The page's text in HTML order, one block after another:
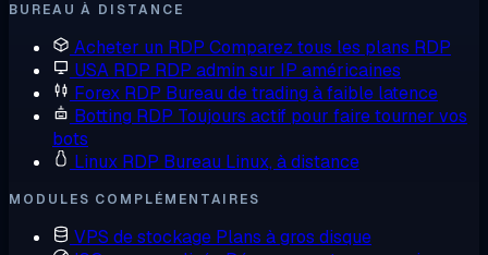
BUREAU À DISTANCE
Acheter un RDP Comparez tous les plans RDP
USA RDP RDP admin sur IP américaines
Forex RDP Bureau de trading à faible latence
Botting RDP Toujours actif pour faire tourner vos
bots
Linux RDP Bureau Linux, à distance
MODULES COMPLÉMENTAIRES
VPS de stockage Plans à gros disque